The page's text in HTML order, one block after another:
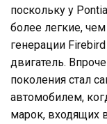
поскольку у
более легкие,
генерации
двигатель.
поколения стал
автомобилем,
марок, входящих